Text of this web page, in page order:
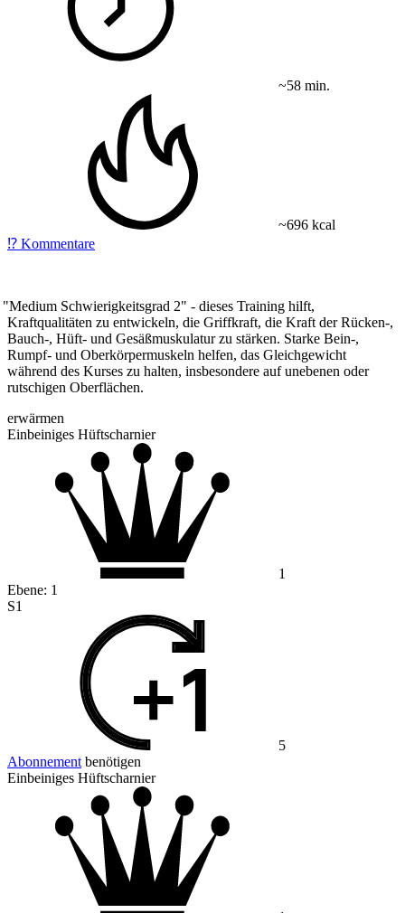
~58 min.
~696 kcal
⁉️ Kommentare
"Medium Schwierigkeitsgrad 2" - dieses Training hilft,
Kraftqualitäten zu entwickeln, die Griffkraft, die Kraft der Rücken-,
Bauch-, Hüft- und Gesäßmuskulatur zu stärken. Starke Bein-,
Rumpf- und Oberkörpermuskeln helfen, das Gleichgewicht
während des Kurses zu halten, insbesondere auf unebenen oder
rutschigen Oberflächen.
erwärmen
Einbeiniges Hüftscharnier
1
Ebene: 1
S1
5
Abonnement benötigen
Einbeiniges Hüftscharnier